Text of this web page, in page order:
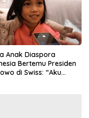
Anak Diaspora
Bertemu Presiden
di Swiss: “Aku